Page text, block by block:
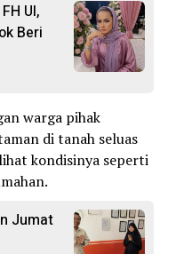
UI,
Beri
warga pihak
di tanah seluas
kondisinya seperti
Jumat